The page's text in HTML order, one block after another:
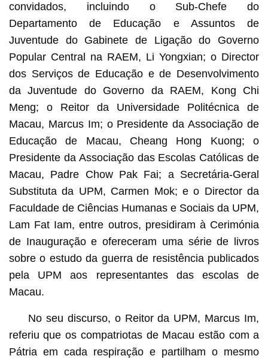
convidados, incluindo o Sub-Chefe do
Departamento de Educação e Assuntos de
Juventude do Gabinete de Ligação do Governo
Popular Central na RAEM, Li Yongxian; o Director
dos Serviços de Educação e de Desenvolvimento
da Juventude do Governo da RAEM, Kong Chi
Meng; o Reitor da Universidade Politécnica de
Macau, Marcus Im; o Presidente da Associação de
Educação de Macau, Cheang Hong Kuong; o
Presidente da Associação das Escolas Católicas de
Macau, Padre Chow Pak Fai; a Secretária-Geral
Substituta da UPM, Carmen Mok; e o Director da
Faculdade de Ciências Humanas e Sociais da UPM,
Lam Fat Iam, entre outros, presidiram à Cerimónia
de Inauguração e ofereceram uma série de livros
sobre o estudo da guerra de resistência publicados
pela UPM aos representantes das escolas de
Macau.
No seu discurso, o Reitor da UPM, Marcus Im,
referiu que os compatriotas de Macau estão com a
Pátria em cada respiração e partilham o mesmo